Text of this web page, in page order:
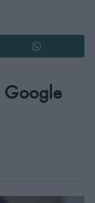
Google